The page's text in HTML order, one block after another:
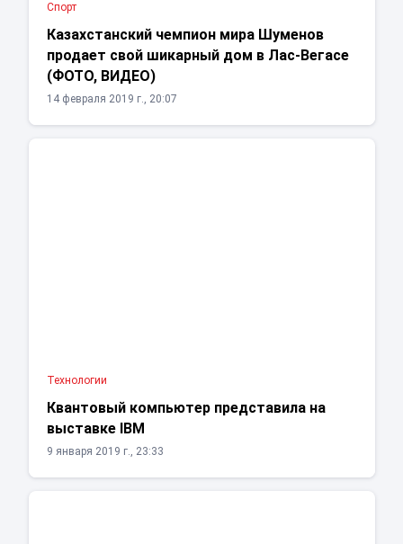
Спорт
Казахстанский чемпион мира Шуменов
продает свой шикарный дом в Лас-Вегасе
(ФОТО, ВИДЕО)
14 февраля 2019 г., 20:07
Технологии
Квантовый компьютер представила на
выставке IBM
9 января 2019 г., 23:33